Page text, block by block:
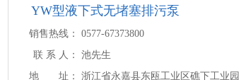
YW型液下式无堵塞排污泵
销售热线：
0577-67373800
联 系 人：
池先生
地 址：
浙江省永嘉县东瓯工业区礁下工业园